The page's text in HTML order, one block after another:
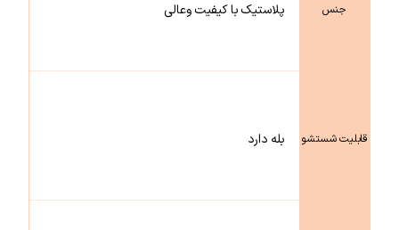
جنس پلاستیک با کیفیت وعالی
قابلیت شستشو بله دارد